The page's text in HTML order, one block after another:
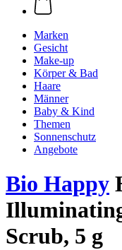
Marken
Gesicht
Make-up
Körper & Bad
Haare
Männer
Baby & Kind
Themen
Sonnenschutz
Angebote
Bio Happy
Scrub, 5 g